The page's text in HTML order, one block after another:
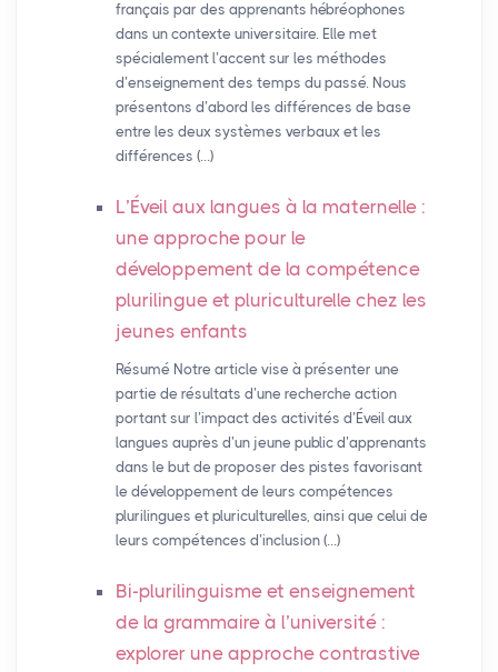
français par des apprenants hébréophones
dans un contexte universitaire. Elle met
spécialement l’accent sur les méthodes
d’enseignement des temps du passé. Nous
présentons d’abord les différences de base
entre les deux systèmes verbaux et les
différences (…)
L’Éveil aux langues à la maternelle :
une approche pour le
développement de la compétence
plurilingue et pluriculturelle chez les
jeunes enfants
Résumé Notre article vise à présenter une
partie de résultats d’une recherche action
portant sur l’impact des activités d’Éveil aux
langues auprès d’un jeune public d’apprenants
dans le but de proposer des pistes favorisant
le développement de leurs compétences
plurilingues et pluriculturelles, ainsi que celui de
leurs compétences d’inclusion (…)
Bi-plurilinguisme et enseignement
de la grammaire à l’université :
explorer une approche contrastive